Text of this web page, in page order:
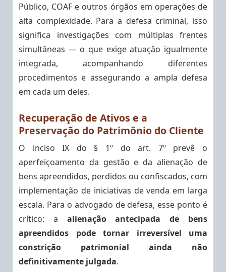
Público, COAF e outros órgãos em operações de
alta complexidade. Para a defesa criminal, isso
significa investigações com múltiplas frentes
simultâneas — o que exige atuação igualmente
integrada, acompanhando diferentes
procedimentos e assegurando a ampla defesa
em cada um deles.
Recuperação de Ativos e a
Preservação do Patrimônio do Cliente
O inciso IX do § 1º do art. 7º prevê o
aperfeiçoamento da gestão e da alienação de
bens apreendidos, perdidos ou confiscados, com
implementação de iniciativas de venda em larga
escala. Para o advogado de defesa, esse ponto é
crítico: a alienação antecipada de bens
apreendidos pode tornar irreversível uma
constrição patrimonial ainda não
definitivamente julgada.